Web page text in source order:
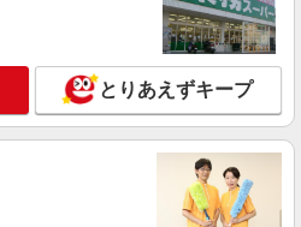
とりあえずキープ